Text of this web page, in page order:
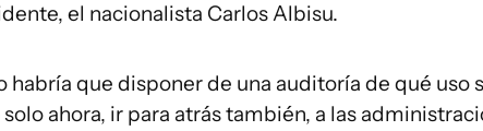
el nacionalista Carlos Albisu.
habría que disponer de una auditoría de qué uso
ahora, ir para atrás también, a las